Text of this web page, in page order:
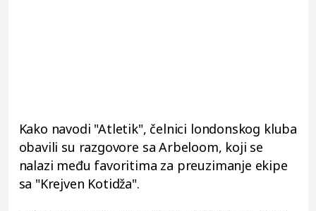
Kako navodi "Atletik", čelnici londonskog kluba
obavili su razgovore sa Arbeloom, koji se
nalazi među favoritima za preuzimanje ekipe
sa "Krejven Kotidža".